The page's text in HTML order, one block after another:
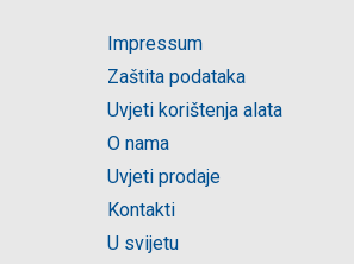
Impressum
Zaštita podataka
Uvjeti korištenja alata
O nama
Uvjeti prodaje
Kontakti
U svijetu